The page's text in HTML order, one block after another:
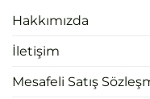
Hakkımızda
İletişim
Mesafeli Satış